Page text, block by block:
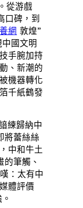
從游戲
口碑，到
網 敦煌”
國文明
手腕加持
、新潮的
機器轉化
千紙鶴發
練歸納中
將蕾絲絲
中和牛土
筆觸、
嘆：太有中
體評價